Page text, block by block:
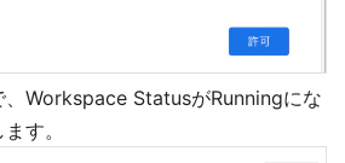
、Workspace StatusがRunningにな
す。